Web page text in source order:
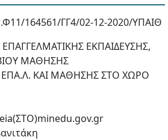
164561/ΓΓ4/02-12-2020/ΥΠΑΙΘ
ΕΚΠΑΙΔΕΥΣΗΣ,
ΒΙΟΥ ΜΑΘΗΣΗΣ
ΚΑΙ ΜΑΘΗΣΗΣ ΣΤΟ ΧΩΡΟ